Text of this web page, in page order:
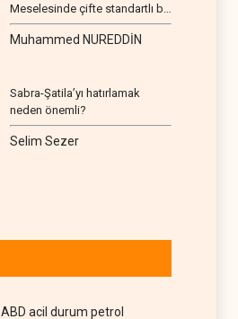
Meselesinde çifte standartlı bir
seyir
Muhammed NUREDDİN
Sabra-Şatila’yı hatırlamak
neden önemli?
Selim Sezer
ABD acil durum petrol